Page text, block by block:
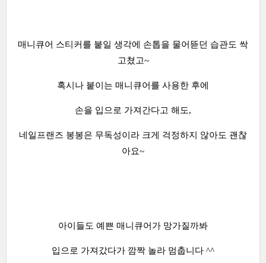
매니큐어 스티커를 붙일 생각에 손톱을 물어뜯던 습관도 싹
고쳤고~
혹시나 붙이는 매니큐어를 사용한 후에
손을 입으로 가져간다고 해도,
네일프랜즈 봉봉은 무독성이라 크게 걱정하지 않아도 괜찮
아요~
아이들도 예쁜 매니큐어가 망가질까봐
입으로 가져갔다가 깜짝 놀라 멈춥니다 ^^